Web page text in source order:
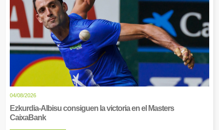
04/08/2026
Ezkurdia-Albisu consiguen la victoria en el Masters
CaixaBank